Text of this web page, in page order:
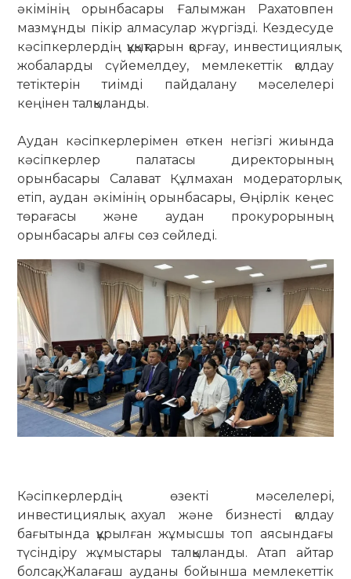
әкімінің орынбасары Ғалымжан Рахатовпен
мазмұнды пікір алмасулар жүргізді. Кездесуде
кәсіпкерлердің құқықтарын қорғау, инвестициялық
жобаларды сүйемелдеу, мемлекеттік қолдау
тетіктерін тиімді пайдалану мәселелері
кеңінен талқыланды.
Аудан кәсіпкерлерімен өткен негізгі жиында
кәсіпкерлер палатасы директорының
орынбасары Салават Құлмахан модераторлық
етіп, аудан әкімінің орынбасары, Өңірлік кеңес
төрағасы және аудан прокурорының
орынбасары алғы сөз сөйледі.
Кәсіпкерлердің өзекті мәселелері,
инвестициялық ахуал және бизнесті қолдау
бағытында құрылған жұмысшы топ аясындағы
түсіндіру жұмыстары талқыланды. Атап айтар
болсақ, Жалағаш ауданы бойынша мемлекеттік